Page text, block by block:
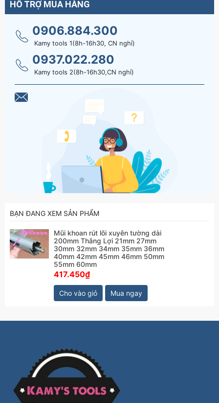
Hãy liên hệ với kamytools để biết thêm thông tin chi tiết
sản phẩm mũi khoan rút lõi xuyên tường dài 200mm
Thắng Lợi 21mm 27mm 30mm 32mm 34mm 35mm
36mm 40mm 42mm 45mm 46mm 50mm 55mm 60mm
HỖ TRỢ MUA HÀNG
0906.884.300
Kamy tools 1(8h-16h30, CN nghỉ)
0937.022.280
Kamy tools 2(8h-16h30,CN nghỉ)
BẠN ĐANG XEM SẢN PHẨM
Mũi khoan rút lõi xuyên tường dài
200mm Thắng Lợi 21mm 27mm
30mm 32mm 34mm 35mm 36mm
40mm 42mm 45mm 46mm 50mm
55mm 60mm
417.450₫
Cho vào giỏ Mua ngay